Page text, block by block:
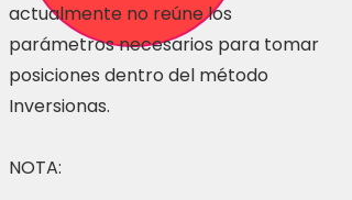
actualmente no reúne los
parámetros necesarios para tomar
posiciones dentro del método
Inversionas.
NOTA: